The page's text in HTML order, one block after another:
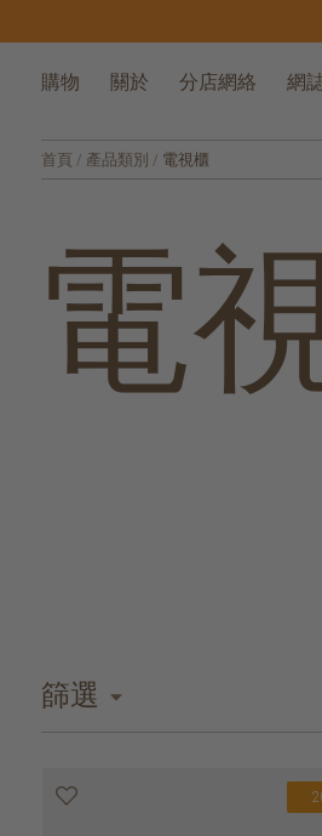
購物 關於 分店網絡 網
首頁 / 產品類別 / 電視櫃
電
篩選